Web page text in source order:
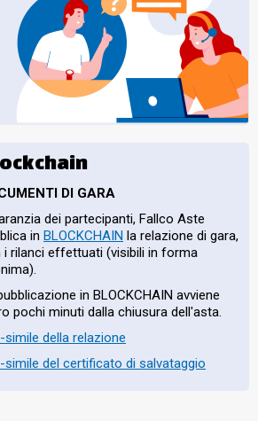
DI GARA
dei partecipanti, Fallco Aste
in BLOCKCHAIN la relazione di gara,
i rilanci effettuati (visibili in forma
in BLOCKCHAIN avviene
pochi minuti dalla chiusura dell'asta.
simile della relazione
simile del certificato di salvataggio